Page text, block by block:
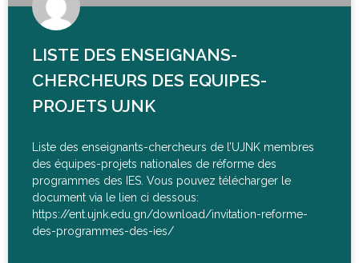
LISTE DES ENSEIGNANS-
CHERCHEURS DES EQUIPES-
PROJETS UJNK
Liste des enseignants-chercheurs de l’UJNK membres
des équipes-projets nationales de réforme des
programmes des IES. Vous pouvez télécharger le
document via le lien ci dessous:
https://ent.ujnk.edu.gn/download/invitation-reforme-
des-programmes-des-ies/